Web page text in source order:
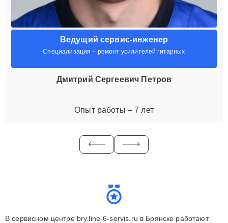
Ведущий сервис-инженер
Специализация – ремонт усилителей гитарных
Дмитрий Сергеевич Петров
Опыт работы – 7 лет
В сервисном центре bry.line-6-servis.ru в Брянске работают